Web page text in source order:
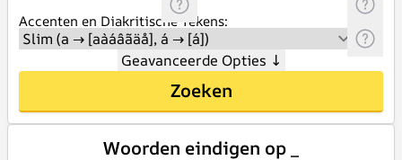
Accenten en Diakritische Tekens:
Geavanceerde Opties ↓
Zoeken
Woorden eindigen op _